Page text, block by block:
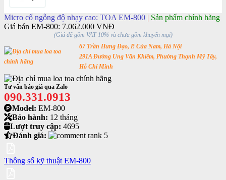
Micro cổ ngỗng độ nhạy cao: TOA EM-800 | Sản phẩm chính hãng
Giá bán EM-800: 7.062.000 VNĐ
(Giá đã gồm VAT 10% và chưa gồm khuyến mại)
67 Trần Hưng Đạo, P. Cửa Nam, Hà Nội
291A Đường Ung Văn Khiêm, Phường Thạnh Mỹ Tây,
Hỗ Chí Minh
Tư vấn báo giá qua Zalo
090.331.0913
Model: EM-800
Bảo hành: 12 tháng
Lượt truy cập: 4695
Đánh giá:
Thông số kỹ thuật EM-800